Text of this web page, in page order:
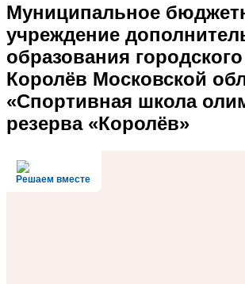
Муниципальное
учреждение
образования
Королёв Московской
«Спортивная школа
резерва «Королёв»
Решаем вместе